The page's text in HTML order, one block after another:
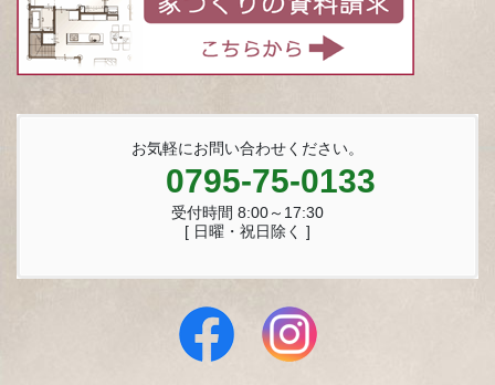
お気軽にお問い合わせください。
0795-75-0133
受付時間 8:00～17:30
[ 日曜・祝日除く ]